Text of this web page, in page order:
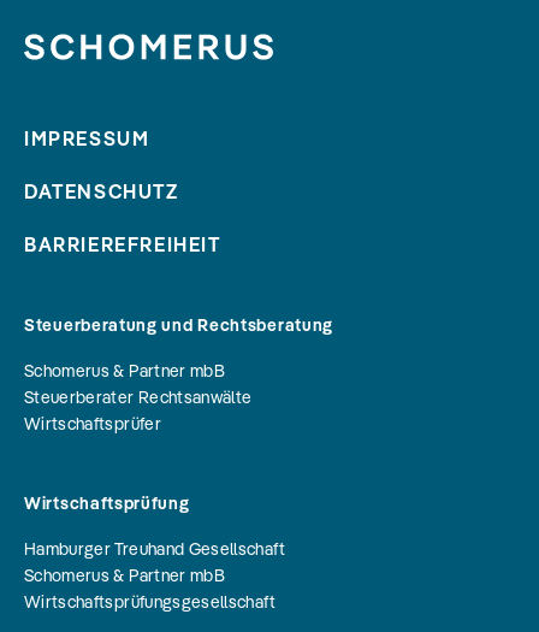
IMPRESSUM
DATENSCHUTZ
BARRIEREFREIHEIT
Steuerberatung und Rechtsberatung
Schomerus & Partner mbB
Steuerberater Rechtsanwälte
Wirtschaftsprüfer
Wirtschaftsprüfung
Hamburger Treuhand Gesellschaft
Schomerus & Partner mbB
Wirtschaftsprüfungsgesellschaft